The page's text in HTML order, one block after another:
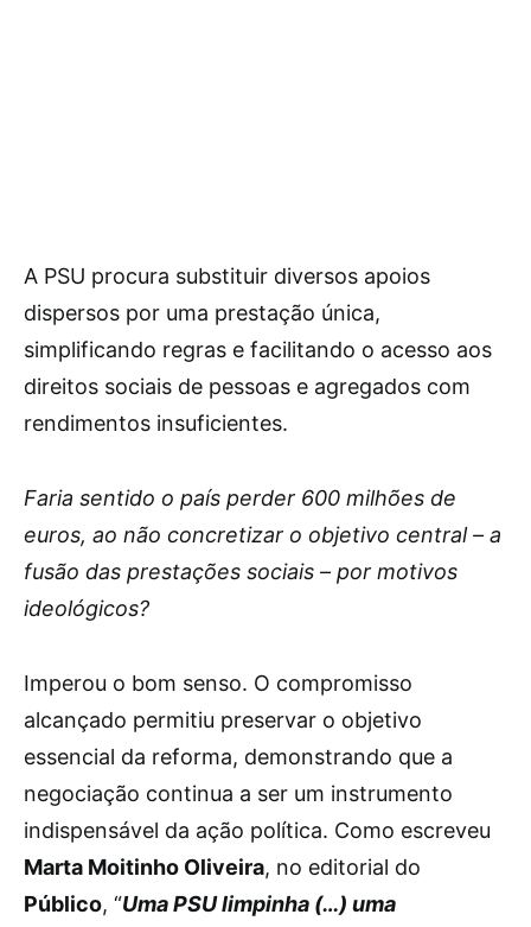
A PSU procura substituir diversos apoios
dispersos por uma prestação única,
simplificando regras e facilitando o acesso aos
direitos sociais de pessoas e agregados com
rendimentos insuficientes.
Faria sentido o país perder 600 milhões de
euros, ao não concretizar o objetivo central – a
fusão das prestações sociais – por motivos
ideológicos?
Imperou o bom senso. O compromisso
alcançado permitiu preservar o objetivo
essencial da reforma, demonstrando que a
negociação continua a ser um instrumento
indispensável da ação política. Como escreveu
Marta Moitinho Oliveira, no editorial do
Público, “Uma PSU limpinha (…) uma